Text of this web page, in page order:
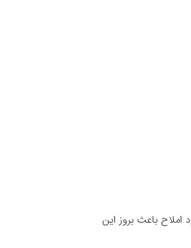
باعث بروز این